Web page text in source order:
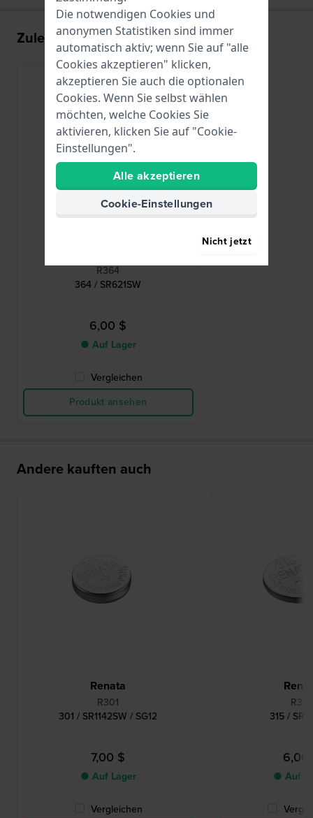
Zuletzt angesehen
R364
364 / SR621SW
6,00 $
● Auf Lager
Vergleichen
Produkt ansehen
Andere kauften auch
Renata
R301
301 / SR1142SW / SG12
7,00 $
● Auf Lager
Vergleichen
R315
315 /
6,00
● Auf
Die notwendigen Cookies und
anonymen Statistiken sind immer
automatisch aktiv; wenn Sie auf "alle
Cookies akzeptieren" klicken,
akzeptieren Sie auch die optionalen
Cookies. Wenn Sie selbst wählen
möchten, welche Cookies Sie
aktivieren, klicken Sie auf "Cookie-
Einstellungen".
Alle akzeptieren
Cookie-Einstellungen
Nicht jetzt